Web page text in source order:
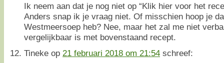
Ik neem aan dat je nog niet op “Klik hier voor het
Anders snap ik je vraag niet. Of misschien hoop je
Westmeersoep heb? Nee, maar het zal me niet
vergelijkbaar is met bovenstaand recept.
Tineke op 21 februari 2018 om 21:54 schreef: